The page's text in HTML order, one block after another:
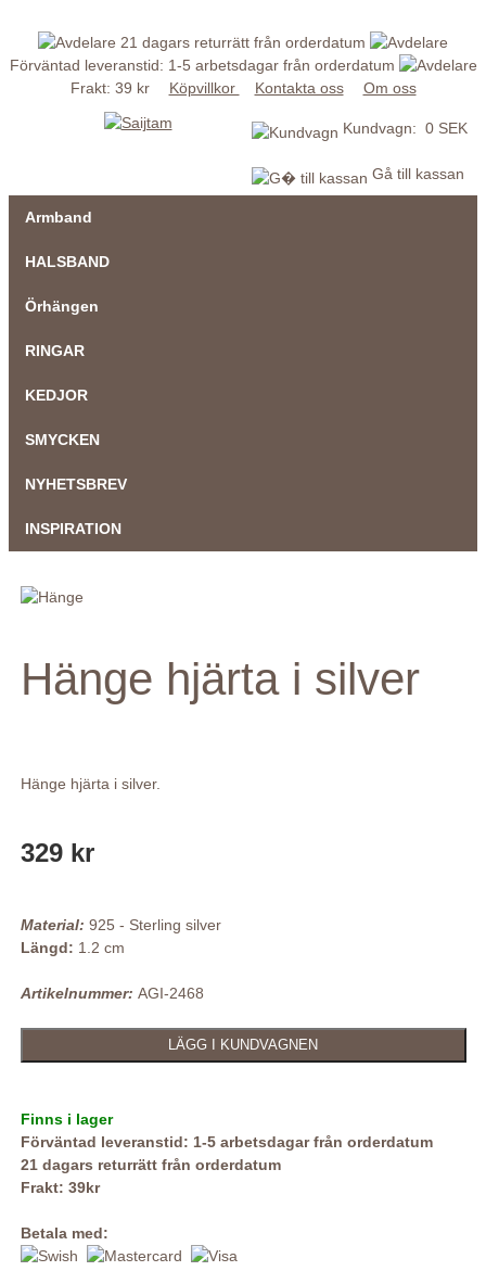
21 dagars returrätt från orderdatum
Förväntad leveranstid: 1-5 arbetsdagar från orderdatum
Frakt: 39 kr
Köpvillkor Kontakta oss Om oss
Kundvagn: 0 SEK
Gå till kassan
Armband
HALSBAND
Örhängen
RINGAR
KEDJOR
SMYCKEN
NYHETSBREV
INSPIRATION
Hänge hjärta i silver
Hänge hjärta i silver.
329 kr
Material: 925 - Sterling silver
Längd: 1.2 cm
Artikelnummer: AGI-2468
Finns i lager
Förväntad leveranstid: 1-5 arbetsdagar från orderdatum
21 dagars returrätt från orderdatum
Frakt: 39kr
Betala med: